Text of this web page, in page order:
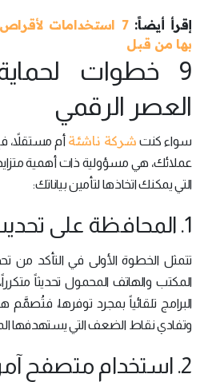
إقرأ أيضاً:
بها من قبل
9 خطوات
العصر الرقمي
سواء كنت شركة ناشئة أم مستقلاً،
عملائك، هي مسؤولية ذات أهمية
التي يمكنك اتخاذها لتأمين بياناتك:
1. المحافظة على تحديث البرامج
تتمثل الخطوة الأولى في التأكد
المكتب والهاتف المحمول تحديثاً
البرامج تلقائياً بمجرد توفرها، فتُصمَّم
وتفادي نقاط الضعف التي يستهدفها
2. استخدام متصفح آمن